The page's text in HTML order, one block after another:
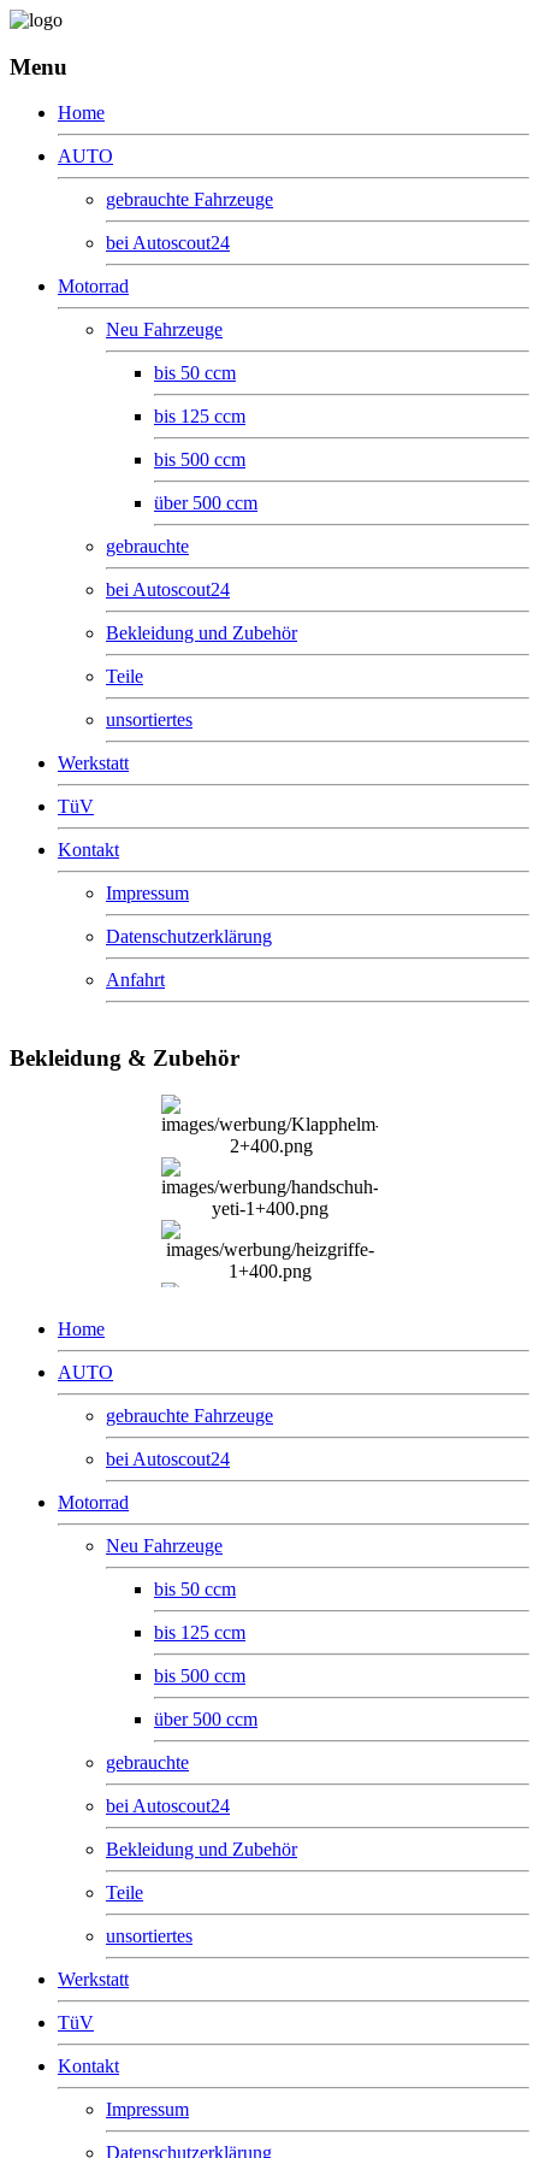
Menu
Home
AUTO
gebrauchte Fahrzeuge
bei Autoscout24
Motorrad
Neu Fahrzeuge
bis 50 ccm
bis 125 ccm
bis 500 ccm
über 500 ccm
gebrauchte
bei Autoscout24
Bekleidung und Zubehör
Teile
unsortiertes
Werkstatt
TüV
Kontakt
Impressum
Datenschutzerklärung
Anfahrt
Bekleidung & Zubehör
Home
AUTO
gebrauchte Fahrzeuge
bei Autoscout24
Motorrad
Neu Fahrzeuge
bis 50 ccm
bis 125 ccm
bis 500 ccm
über 500 ccm
gebrauchte
bei Autoscout24
Bekleidung und Zubehör
Teile
unsortiertes
Werkstatt
TüV
Kontakt
Impressum
Datenschutzerklärung